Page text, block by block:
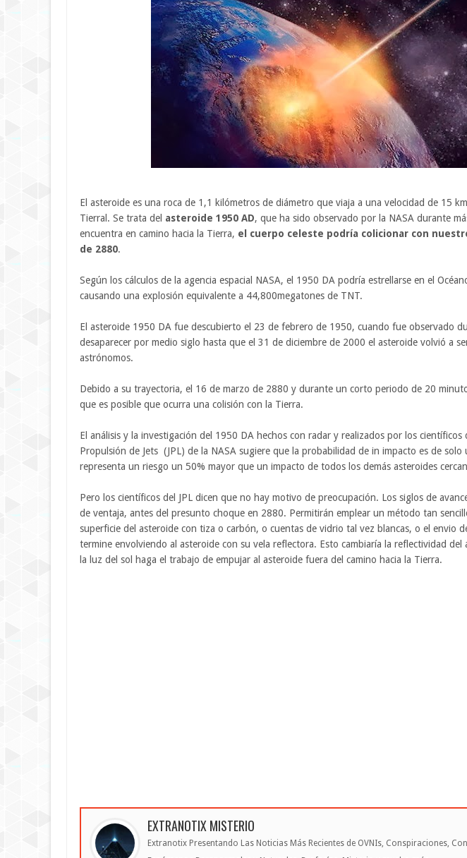
El asteroide es una roca de 1,1 kilómetros de diámetro que viaja a una velocidad de 15
Tierral. Se trata del asteroide 1950 AD, que ha sido observado por la NASA durante
encuentra en camino hacia la Tierra, el cuerpo celeste podría colicionar con
de 2880.
Según los cálculos de la agencia espacial NASA, el 1950 DA podría estrellarse en el
causando una explosión equivalente a 44,800megatones de TNT.
El asteroide 1950 DA fue descubierto el 23 de febrero de 1950, cuando fue observado
desaparecer por medio siglo hasta que el 31 de diciembre de 2000 el asteroide volvió a
astrónomos.
Debido a su trayectoria, el 16 de marzo de 2880 y durante un corto periodo de 20
que es posible que ocurra una colisión con la Tierra.
El análisis y la investigación del 1950 DA hechos con radar y realizados por los
Propulsión de Jets (JPL) de la NASA sugiere que la probabilidad de in impacto es de
representa un riesgo un 50% mayor que un impacto de todos los demás asteroides
Pero los científicos del JPL dicen que no hay motivo de preocupación. Los siglos de
de ventaja, antes del presunto choque en 2880. Permitirán emplear un método tan
superficie del asteroide con tiza o carbón, o cuentas de vidrio tal vez blancas, o el envio
termine envolviendo al asteroide con su vela reflectora. Esto cambiaría la reflectividad
la luz del sol haga el trabajo de empujar al asteroide fuera del camino hacia la Tierra.
EXTRANOTIX MISTERIO
Extranotix Presentando Las Noticias Más Recientes de OVNIs, Conspiraciones,